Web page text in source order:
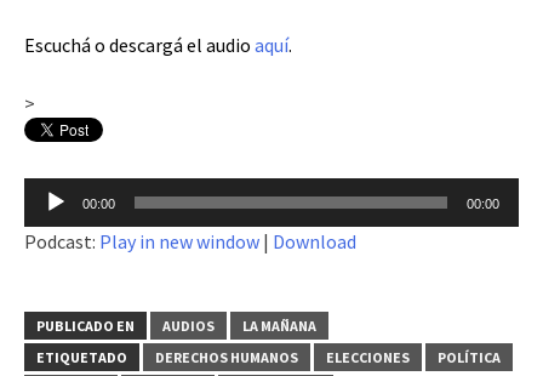
Escuchá o descargá el audio aquí.
>
Reproductor
de
audio
00:00 00:00
Podcast: Play in new window | Download
PUBLICADO EN AUDIOS
LA MAÑANA
ETIQUETADO
DERECHOS HUMANOS ELECCIONES
POLÍTICA